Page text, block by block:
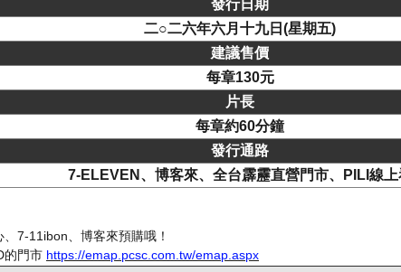
發行日期
二○二六年六月十九日(星期五)
建議售價
每章130元
片長
每章約60分鐘
發行通路
7-ELEVEN、博客來、全台霹靂直營門市、PILI線上
7-11ibon、博客來預購哦！
的門市 https://emap.pcsc.com.tw/emap.aspx